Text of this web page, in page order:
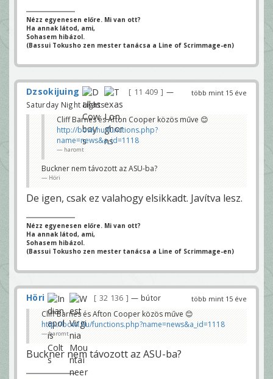
Nézz egyenesen előre. Mi van ott?
Ha annak látod, ami,
Sohasem hibázol.
(Bassui Tokusho zen mester tanácsa a Line of Scrimmage-en)
több mint 15 éve
Dzsokijuing 11 409
—
Saturday Night Lights
Cliff Barnes és Afton Cooper közös műve 😊
http://bowl.hu/functions.php?
name=news&a_id=1118
haromt
Buckner nem távozott az ASU-ba?
Höri
De igen, csak ez valahogy elsikkadt. Javítva lesz.
Nézz egyenesen előre. Mi van ott?
Ha annak látod, ami,
Sohasem hibázol.
(Bassui Tokusho zen mester tanácsa a Line of Scrimmage-en)
több mint 15 éve
Höri 32 136 — bútor
Cliff Barnes és Afton Cooper közös műve 😊
http://bowl.hu/functions.php?name=news&a_id=1118
haromt
Buckner nem távozott az ASU-ba?